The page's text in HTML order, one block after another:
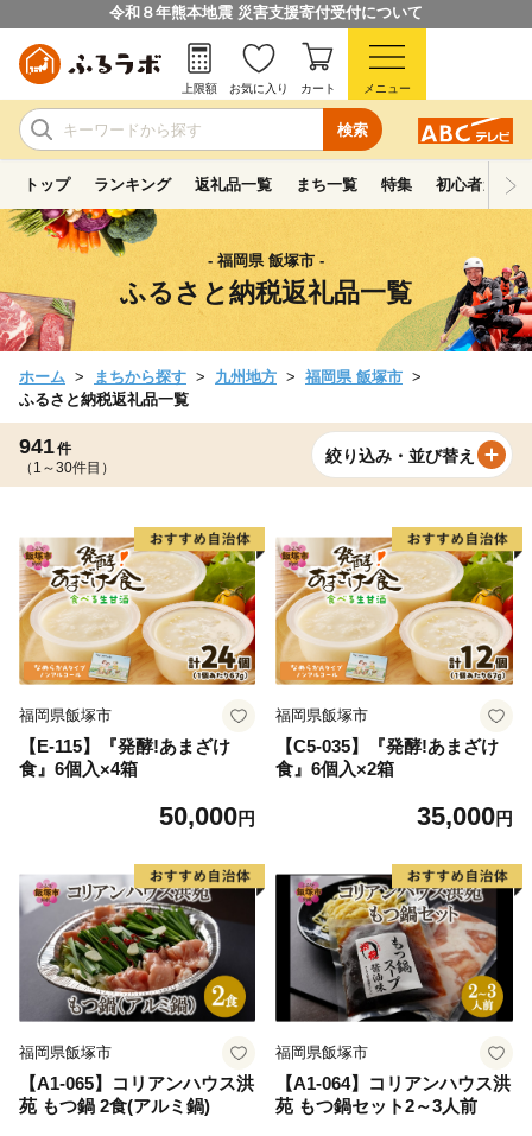
令和８年熊本地震 災害支援寄付受付について
検索
上限額 お気に入り カート メニュー
トップ ランキング 返礼品一覧 まち一覧 特集 初心者ガイド
- 福岡県 飯塚市 -
ふるさと納税返礼品一覧
ホーム まちから探す 九州地方
福岡県 飯塚市
ふるさと納税返礼品一覧
941件
（1～30件目）
絞り込み・並び替え
福岡県飯塚市
【E-115】『発酵!あまざけ
食』6個入×4箱
50,000円
福岡県飯塚市
【C5-035】『発酵!あまざけ
食』6個入×2箱
35,000円
福岡県飯塚市
【A1-065】コリアンハウス洪
苑 もつ鍋 2食(アルミ鍋)
福岡県飯塚市
【A1-064】コリアンハウス洪
苑 もつ鍋セット2～3人前